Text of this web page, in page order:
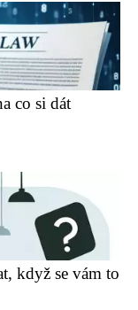
co si dát
když se vám to